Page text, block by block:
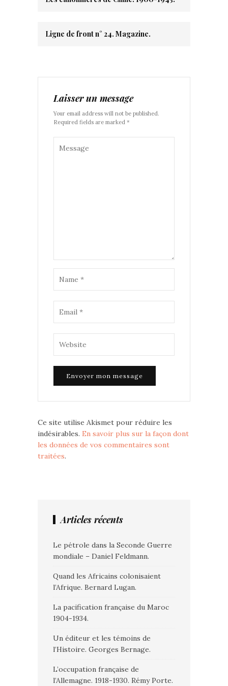
Ligne de front n° 24. Magazine.
Laisser un message
Your email address will not be published.
Required fields are marked *
Ce site utilise Akismet pour réduire les
indésirables. En savoir plus sur la façon dont
les données de vos commentaires sont
traitées.
Articles récents
Le pétrole dans la Seconde Guerre
mondiale – Daniel Feldmann.
Quand les Africains colonisaient
l’Afrique. Bernard Lugan.
La pacification française du Maroc
1904-1934.
Un éditeur et les témoins de
l’Histoire. Georges Bernage.
L’occupation française de
l’Allemagne. 1918-1930. Rémy Porte.